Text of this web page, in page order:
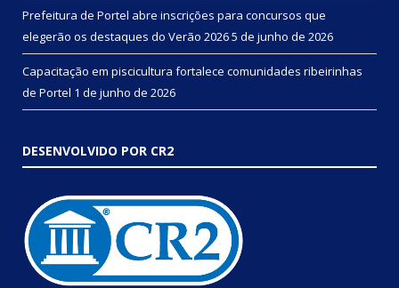
Prefeitura de Portel abre inscrições para concursos que
elegerão os destaques do Verão 20265 de junho de 2026
Capacitação em piscicultura fortalece comunidades ribeirinhas
de Portel 1 de junho de 2026
DESENVOLVIDO POR CR2